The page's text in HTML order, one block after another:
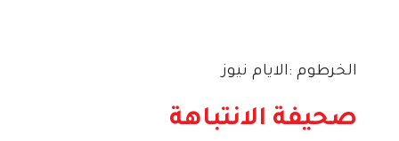
الخرطوم :الايام نيوز
صحيفة الانتباهة